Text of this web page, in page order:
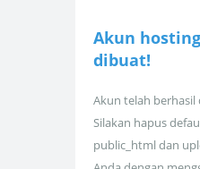
Akun
dibuat!
Akun telah berhasil
Silakan hapus
public_html dan